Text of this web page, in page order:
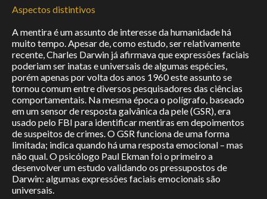
Projetos
Projects
Atlas
Leitura
Observatório
Revista
Aspectos distintivos
A mentira é um assunto de interesse da humanidade há
muito tempo. Apesar de, como estudo, ser relativamente
recente, Charles Darwin já afirmava que expressões faciais
poderiam ser inatas e universais de algumas espécies,
porém apenas por volta dos anos 1960 este assunto se
tornou comum entre diversos pesquisadores das ciências
comportamentais. Na mesma época o polígrafo, baseado
em um sensor de resposta galvânica da pele (GSR), era
usado pelo FBI para identificar mentiras em depoimentos
de suspeitos de crimes. O GSR funciona de uma forma
limitada; indica quando há uma resposta emocional – mas
não qual. O psicólogo Paul Ekman foi o primeiro a
desenvolver um estudo validando os pressupostos de
Darwin: algumas expressões faciais emocionais são
universais.